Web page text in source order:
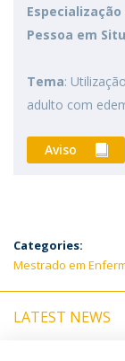
Pessoa em
Tema:
adulto com
Aviso
Categories:
Mestrado em
LATEST NEWS